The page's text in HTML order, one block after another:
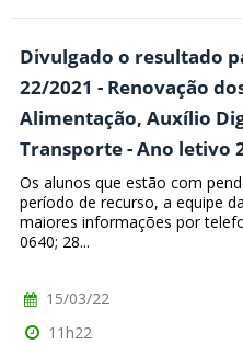
Divulgado o resultado
22/2021 - Renovação
Alimentação, Auxílio
Transporte - Ano letivo
Os alunos que estão com
período de recurso, a equipe
maiores informações por
0640; 28...
15/03/22
11h22